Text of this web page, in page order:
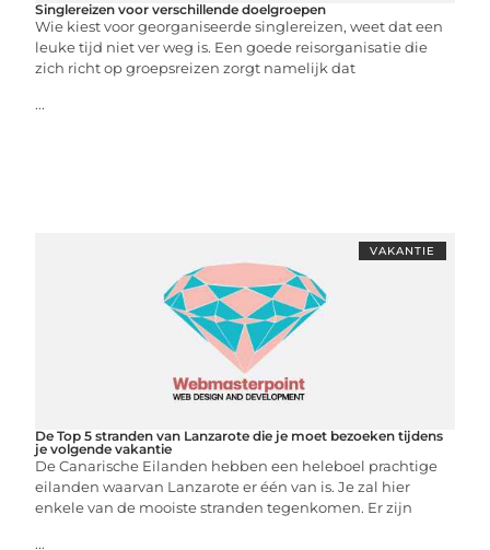
Singlereizen voor verschillende doelgroepen
Wie kiest voor georganiseerde singlereizen, weet dat een
leuke tijd niet ver weg is. Een goede reisorganisatie die
zich richt op groepsreizen zorgt namelijk dat
...
VAKANTIE
De Top 5 stranden van Lanzarote die je moet bezoeken tijdens
je volgende vakantie
De Canarische Eilanden hebben een heleboel prachtige
eilanden waarvan Lanzarote er één van is. Je zal hier
enkele van de mooiste stranden tegenkomen. Er zijn
...